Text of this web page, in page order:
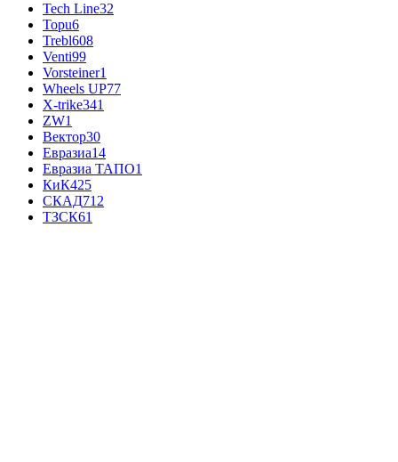
Tech Line32
Topu6
Trebl608
Venti99
Vorsteiner1
Wheels UP77
X-trike341
ZW1
Вектор30
Евразиа14
Евразиа ТАПО1
КиК425
СКАД712
ТЗСК61